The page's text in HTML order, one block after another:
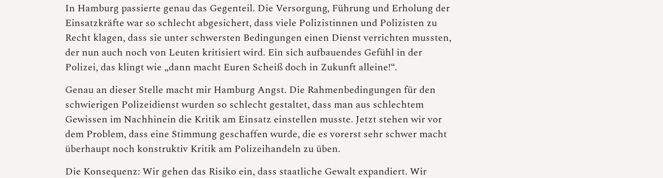
In Hamburg passierte genau das Gegenteil. Die Versorgung, Führung und Erholung der
Einsatzkräfte war so schlecht abgesichert, dass viele Polizistinnen und Polizisten zu
Recht klagen, dass sie unter schwersten Bedingungen einen Dienst verrichten mussten,
der nun auch noch von Leuten kritisiert wird. Ein sich aufbauendes Gefühl in der
Polizei, das klingt wie „dann macht Euren Scheiß doch in Zukunft alleine!“.
Genau an dieser Stelle macht mir Hamburg Angst. Die Rahmenbedingungen für den
schwierigen Polizeidienst wurden so schlecht gestaltet, dass man aus schlechtem
Gewissen im Nachhinein die Kritik am Einsatz einstellen musste. Jetzt stehen wir vor
dem Problem, dass eine Stimmung geschaffen wurde, die es vorerst sehr schwer macht
überhaupt noch konstruktiv Kritik am Polizeihandeln zu üben.
Die Konsequenz: Wir gehen das Risiko ein, dass staatliche Gewalt expandiert. Wir